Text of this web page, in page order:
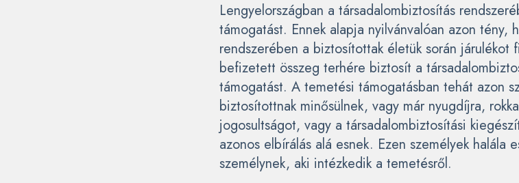
Lengyelországban a társadalombiztosítás
támogatást. Ennek alapja nyilvánvalóan azon tény,
rendszerében a biztosítottak életük során járulékot
befizetett összeg terhére biztosít a
támogatást. A temetési támogatásban tehát azon
biztosítottnak minősülnek, vagy már nyugdíjra,
jogosultságot, vagy a társadalombiztosítási
azonos elbírálás alá esnek. Ezen személyek halála
személynek, aki intézkedik a temetésről.